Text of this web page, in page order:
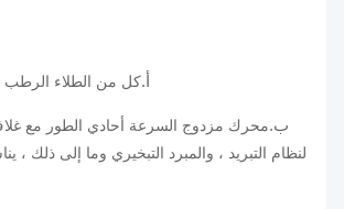
كل من الطلاء الرطب
محرك مزدوج السرعة أحادي الطور مع غلاف
لنظام التبريد ، والمبرد التبخيري وما إلى ذلك ،